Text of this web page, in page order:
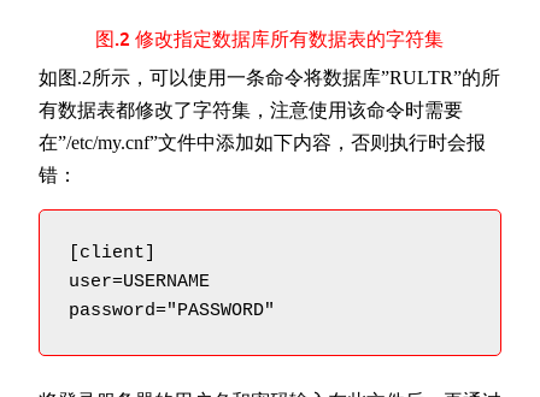
图.2 修改指定数据库所有数据表的字符集
如图.2所示，可以使用一条命令将数据库”RULTR”的所
有数据表都修改了字符集，注意使用该命令时需要
在”/etc/my.cnf”文件中添加如下内容，否则执行时会报
错：
[client]
user=USERNAME
password="PASSWORD"